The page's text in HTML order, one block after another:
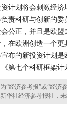
计划将会刺激经济
科研与创新的委
公正，并且是欧
在欧洲创造一个更
的新投资计划是
第七个科研框架计
济参考报”或“经济参
华社经济参考报社，